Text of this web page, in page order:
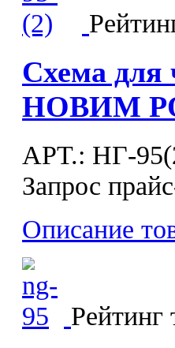
Схема для
НОВИМ
APT.: НГ-
Запрос
Описание
Рейтинг